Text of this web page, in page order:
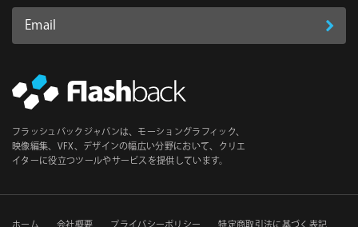
Email
ス
必
須
登
フラッシュバックジャパンは、モーショングラフィック、
映像編集、VFX、デザインの幅広い分野において、クリエ
イターに役立つツールやサービスを提供しています。